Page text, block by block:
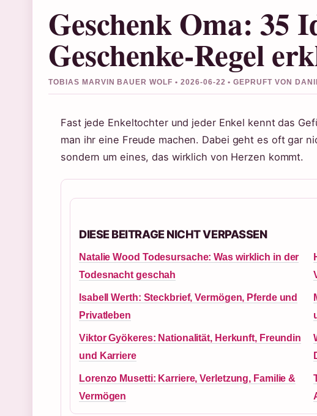
Geschenk Oma: 35
Geschenke-Regel
TOBIAS MARVIN BAUER WOLF • 2026-06-22 • GEPRUFT VON
Fast jede Enkeltochter und jeder Enkel kennt das
man ihr eine Freude machen. Dabei geht es oft gar
sondern um eines, das wirklich von Herzen kommt.
DIESE BEITRAGE NICHT VERPASSEN
Natalie Wood Todesursache: Was wirklich in der
Todesnacht geschah
Isabell Werth: Steckbrief, Vermögen, Pferde und
Privatleben
Viktor Gyökeres: Nationalität, Herkunft, Freundin
und Karriere
Lorenzo Musetti: Karriere, Verletzung, Familie &
Vermögen